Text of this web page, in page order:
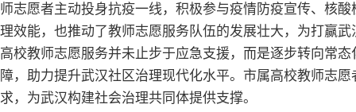
师志愿者主动投身抗疫一线，积极参与疫情防疫宣传、核
理效能，也推动了教师志愿服务队伍的发展壮大，为打赢
高校教师志愿服务并未止步于应急支援，而是逐步转向常
障，助力提升武汉社区治理现代化水平。市属高校教师志
求，为武汉构建社会治理共同体提供支撑。